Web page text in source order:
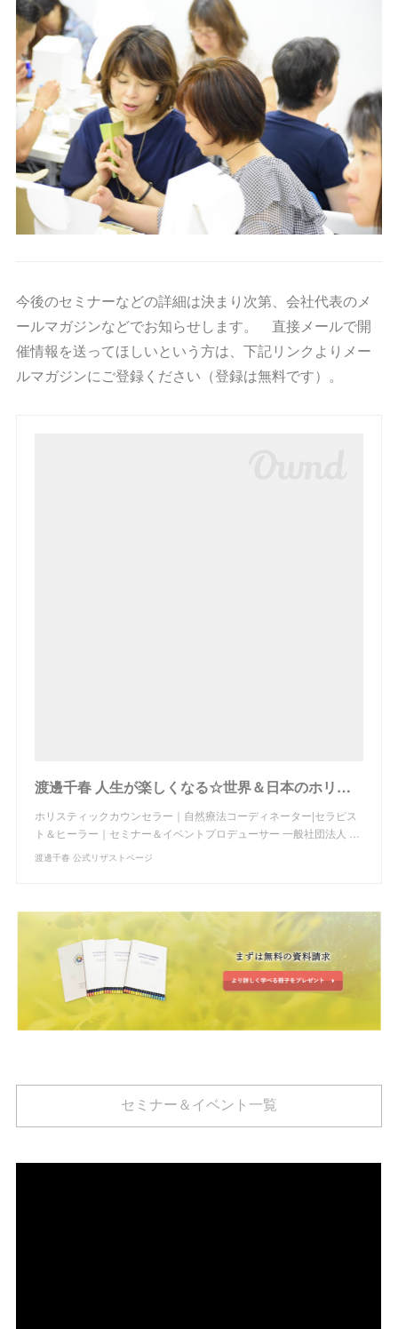
今後のセミナーなどの詳細は決まり次第、会社代表のメ
ールマガジンなどでお知らせします。 直接メールで開
催情報を送ってほしいという方は、下記リンクよりメー
ルマガジンにご登録ください（登録は無料です）。
渡邊千春 人生が楽しくなる☆世界＆日本のホリスティックケア最新情報を発信中！
ホリスティックカウンセラー｜自然療法コーディネーター|セラピス
ト＆ヒーラー｜セミナー＆イベントプロデューサー 一般社団法人 …
渡邊千春 公式リザストページ
セミナー＆イベント一覧